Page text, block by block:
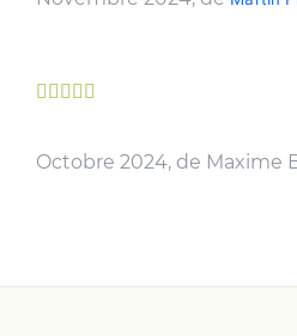
    
Octobre 2024, de Maxime